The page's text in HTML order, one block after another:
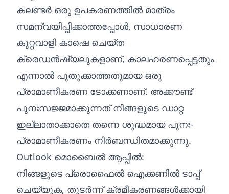
കലണ്ടർ ഒരു ഉപകരണത്തിൽ മാത്രം
സമന്വയിപ്പിക്കാത്തപ്പോൾ, സാധാരണ
കുറ്റവാളി കാഷെ ചെയ്‌ത
ക്രെഡൻഷ്യലുകളാണ്, കാലഹരണപ്പെട്ടതും
എന്നാൽ പുതുക്കാത്തതുമായ ഒരു
പ്രാമാണീകരണ ടോക്കണാണ്. അക്കൗണ്ട്
പുനഃസജ്ജമാക്കുന്നത് നിങ്ങളുടെ ഡാറ്റ
ഇല്ലാതാക്കാതെ തന്നെ ശുദ്ധമായ പുനഃ-
പ്രാമാണീകരണം നിർബന്ധിതമാക്കുന്നു.
Outlook മൊബൈൽ ആപ്പിൽ:
നിങ്ങളുടെ പ്രൊഫൈൽ ഐക്കണിൽ ടാപ്പ്
ചെയ്യുക, തുടർന്ന് ക്രമീകരണങ്ങൾക്കായി